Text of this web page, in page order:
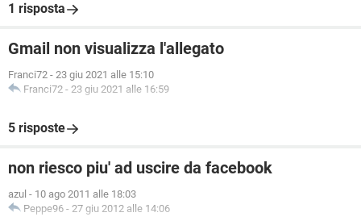
1 risposta
Gmail non visualizza l'allegato
Franci72 - 23 giu 2021 alle 15:10
Franci72 - 23 giu 2021 alle 16:59
5 risposte
non riesco piu' ad uscire da facebook
azul - 10 ago 2011 alle 18:03
Peppe96 - 27 giu 2012 alle 14:06